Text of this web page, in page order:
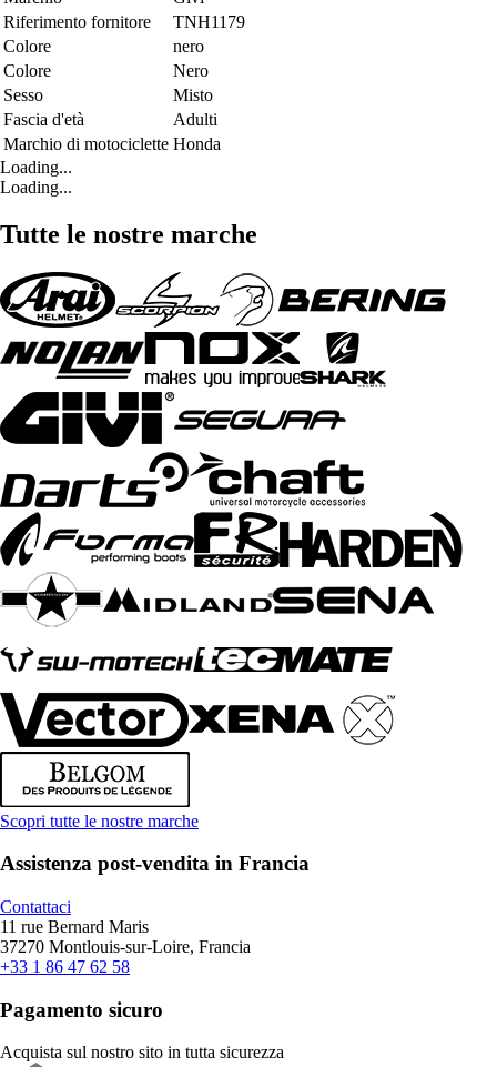
Riferimento fornitore
TNH1179
Colore
nero
Colore
Nero
Sesso
Misto
Fascia d'età
Adulti
Marchio di motociclette Honda
Loading...
Loading...
Tutte le nostre marche
Scopri tutte le nostre marche
Assistenza post-vendita in Francia
Contattaci
11 rue Bernard Maris
37270 Montlouis-sur-Loire, Francia
+33 1 86 47 62 58
Pagamento sicuro
Acquista sul nostro sito in tutta sicurezza